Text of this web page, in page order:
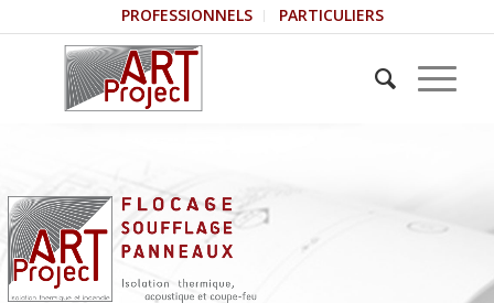
PROFESSIONNELS PARTICULIERS